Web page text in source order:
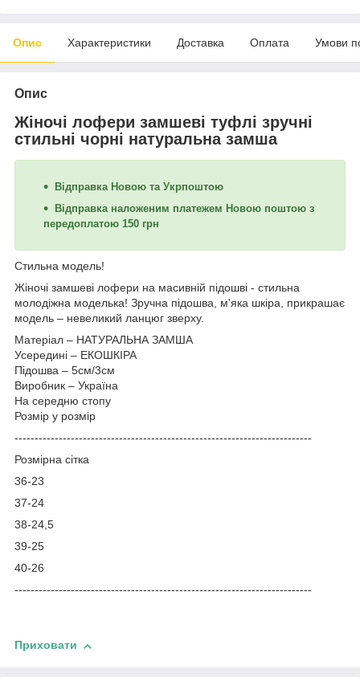
Опис Характеристики Доставка Оплата Умови
Опис
Жіночі лофери замшеві туфлі зручні
стильні чорні натуральна замша
Відправка Новою та Укрпоштою
Відправка наложеним платежем Новою поштою з
передоплатою 150 грн
Стильна модель!
Жіночі замшеві лофери на масивній підошві - стильна
молодіжна моделька! Зручна підошва, м'яка шкіра, прикрашає
модель – невеликий ланцюг зверху.
Матеріал – НАТУРАЛЬНА ЗАМША
Усередині – ЕКОШКІРА
Підошва – 5см/3см
Виробник – Україна
На середню стопу
Розмір у розмір
--------------------------------------------------------------------------
Розмірна сітка
36-23
37-24
38-24,5
39-25
40-26
--------------------------------------------------------------------------
Приховати